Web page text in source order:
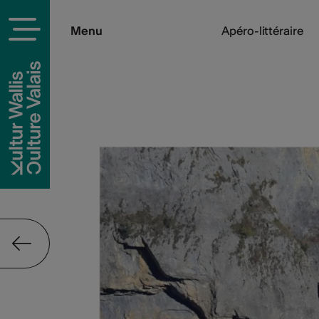
Menu Apéro-littéraire